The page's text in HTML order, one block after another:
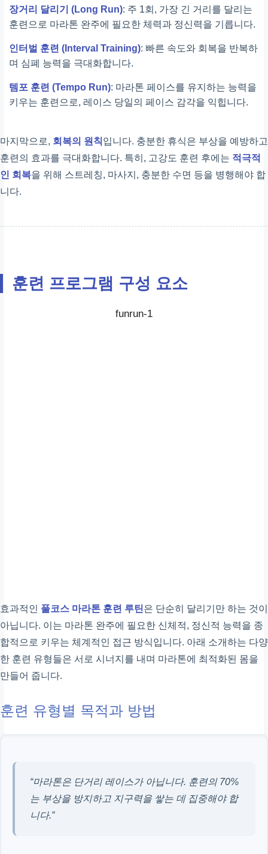
장거리 달리기 (Long Run): 주 1회, 가장 긴 거리를 달리는
훈련으로 마라톤 완주에 필요한 체력과 정신력을 기릅니다.
인터벌 훈련 (Interval Training): 빠른 속도와 회복을 반복하
며 심폐 능력을 극대화합니다.
템포 훈련 (Tempo Run): 마라톤 페이스를 유지하는 능력을
키우는 훈련으로, 레이스 당일의 페이스 감각을 익힙니다.
마지막으로, 회복의 원칙 입니다. 충분한 휴식은 부상을 예방하고
훈련의 효과를 극대화합니다. 특히, 고강도 훈련 후에는 적극적
인 회복을 위해 스트레칭, 마사지, 충분한 수면 등을 병행해야 합
니다.
훈련 프로그램 구성 요소
funrun-1
효과적인 풀코스 마라톤 훈련 루틴은 단순히 달리기만 하는 것이
아닙니다. 이는 마라톤 완주에 필요한 신체적, 정신적 능력을 종
합적으로 키우는 체계적인 접근 방식입니다. 아래 소개하는 다양
한 훈련 유형들은 서로 시너지를 내며 마라톤에 최적화된 몸을
만들어 줍니다.
훈련 유형별 목적과 방법
“마라톤은 단거리 레이스가 아닙니다. 훈련의 70%
는 부상을 방지하고 지구력을 쌓는 데 집중해야 합
니다.”